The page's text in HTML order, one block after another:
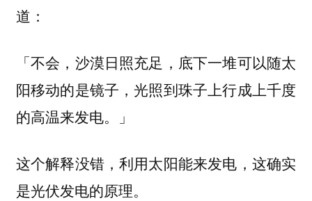
道：
「不会，沙漠日照充足，底下一堆可以随太
阳移动的是镜子，光照到珠子上行成上千度
的高温来发电。」
这个解释没错，利用太阳能来发电，这确实
是光伏发电的原理。